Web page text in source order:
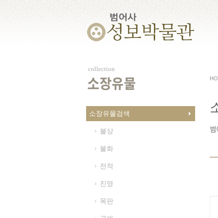
collection
소장유물
소장유물검색
불상
불화
전적
진영
목판